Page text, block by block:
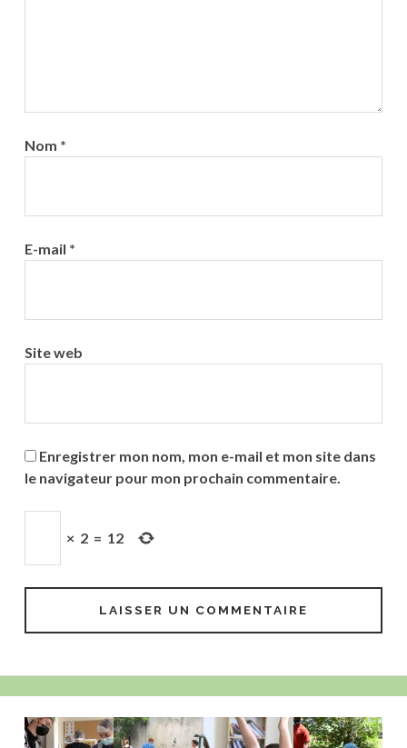
Nom *
E-mail *
Site web
Enregistrer mon nom, mon e-mail et mon site dans
le navigateur pour mon prochain commentaire.
× 2 = 12
Barre